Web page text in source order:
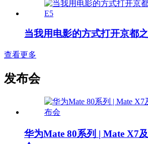
当我用电影的方式打开京都
查看更多
发布会
华为Mate 80系列 | Mate X7